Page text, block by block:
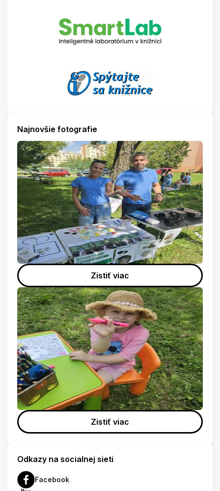
Najnovšie fotografie
Zistiť viac
Zistiť viac
Odkazy na socialnej sieti
Facebook